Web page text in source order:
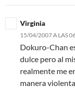
Virginia
15/04/2007 A LAS
Dokuro-Chan
dulce pero al
realmente me
manera